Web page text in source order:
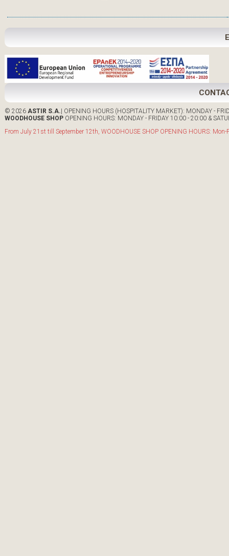
© 2026 ASTIR S.A.| OPENING HOURS (HOSPITALITY MARKET): MONDAY -
WOODHOUSE SHOPOPENING HOURS: MONDAY - FRIDAY 10:00 - 20:00 &
From July 21st till September 12th, WOODHOUSE SHOP OPENING HOURS: